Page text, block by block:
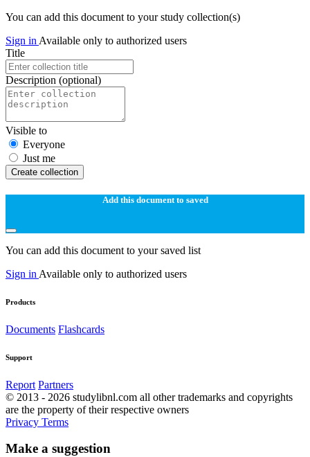
You can add this document to your study collection(s)
Sign in Available only to authorized users
Title
Description (optional)
Visible to
Everyone
Just me
Create collection
Add this document to saved
You can add this document to your saved list
Sign in Available only to authorized users
Products
Documents Flashcards
Support
Report Partners
© 2013 - 2026 studylibnl.com all other trademarks and copyrights
are the property of their respective owners
Privacy Terms
Make a suggestion